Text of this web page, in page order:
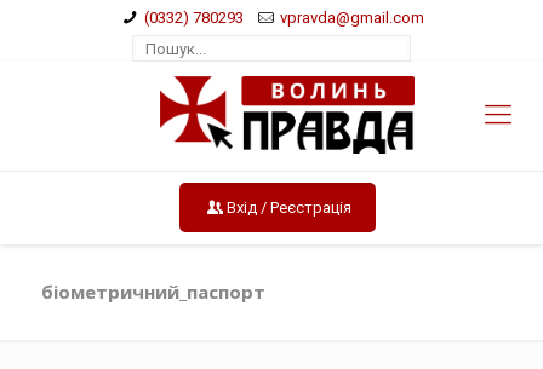
(0332) 780293 vpravda@gmail.com
Вхід / Реєстрація
біометричний_паспорт